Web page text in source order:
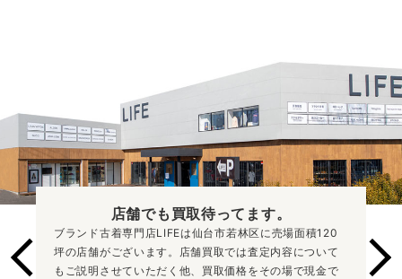
店舗でも買取待ってます。
ブランド古着専門店LIFEは仙台市若林区に売場面積120
坪の店舗がございます。店舗買取では査定内容について
もご説明させていただく他、買取価格をその場で現金で